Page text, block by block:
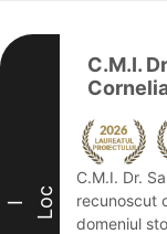
I Loc
C.M.I.
C.M.I. Dr.
recunoscut
domeniul